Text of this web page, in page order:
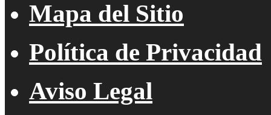
Mapa del Sitio
Política de Privacidad
Aviso Legal